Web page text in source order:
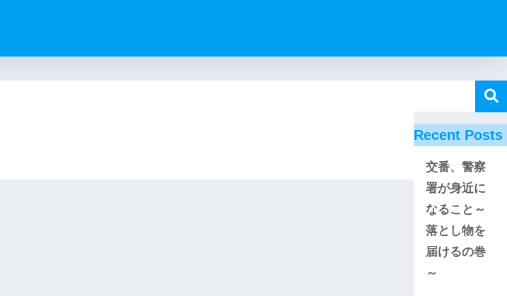
Recent Posts
交番、警察
署が身近に
なること～
落とし物を
届けるの巻
～